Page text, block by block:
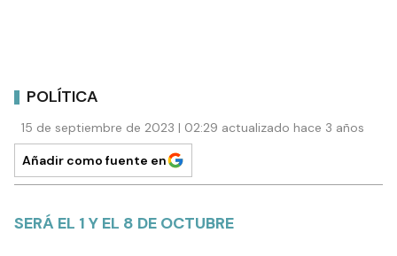
POLÍTICA
15 de septiembre de 2023 | 02:29 actualizado hace 3 años
Añadir como fuente en
SERÁ EL 1 Y EL 8 DE OCTUBRE